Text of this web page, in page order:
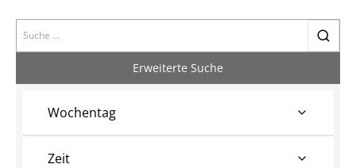
Search
Erweiterte Suche
Wochentag
Zeit